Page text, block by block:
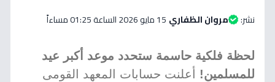
نشر: مروان الظفاري 15 مايو 2026 الساعة 01:25 مساءاً
لحظة فلكية حاسمة ستحدد موعد أكبر عيد
للمسلمين! أعلنت حسابات المعهد القومى